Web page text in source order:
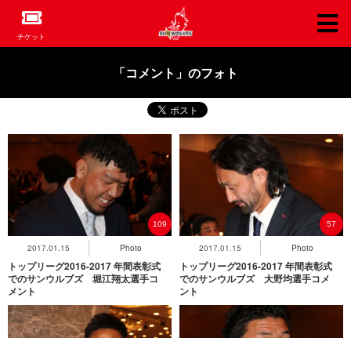
チケット
「コメント」のフォト
2017.01.15 Photo
109
トップリーグ2016-2017 年間表彰式
でのサンウルブズ 堀江翔太選手コ
メント
2017.01.15 Photo
57
トップリーグ2016-2017 年間表彰式
でのサンウルブズ 大野均選手コメ
ント